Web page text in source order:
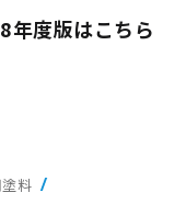
年度版はこちら
料